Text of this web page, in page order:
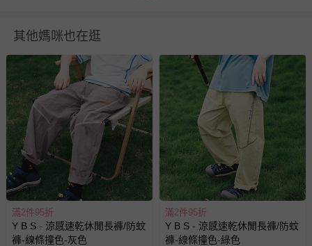
＊本商品銷往多個國家，因應日本市場，宣傳素材為日文呈
現，敬請理解。如對此有所介意，建議謹慎下單。
退換貨須知
您所購買的商品享有7天的鑑賞期／猶豫期權益，但此期間
並非試用期，您所退回的商品必須是未經使用的全新狀態，
包含完整包裝、配件、說明文件及贈品等。
其他媽咪也在逛
滿2件95折
Y B S - 涼感速乾休閒長褲/防蚊
褲-線條撞色-灰色
滿2件95折
Y B S - 涼感速乾休閒長褲/防蚊
褲-線條撞色-綠色